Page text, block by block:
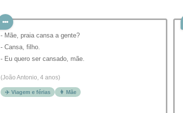
- Mãe, praia cansa a gente?
- Cansa, filho.
- Eu quero ser cansado, mãe.
(João Antonio, 4 anos)
✈️ Viagem e férias 👩 Mãe